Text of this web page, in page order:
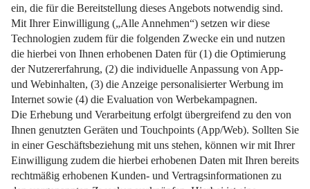
weiterlesen
Pelletheizung